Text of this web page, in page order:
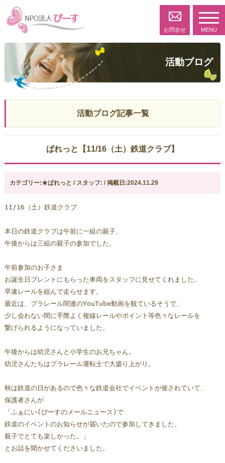
お問合せ MENU
活動ブログ
活動ブログ記事一覧
ぱれっと【11/16（土）鉄道クラブ】
カテゴリー:★ぱれっと / スタッフ: / 掲載日:2024.11.29
11/16（土）鉄道クラブ
本日の鉄道クラブは午前に一組の親子、
午後からは三組の親子の参加でした。
午前参加のお子さま
お誕生日ブレントにもらった車両をスタッフに見せてくれました。
早速レールを組んで走らせます。
最近は、プラレール関連のYouTube動画を観ているそうで、
少し会わない間に手際よく複線レールやポイント等色々なレールを
繋げられるようになっていました。
午後からは幼児さんと小学生のお兄ちゃん。
幼児さんたちはプラレール運転士で大盛り上がり。
秋は鉄道の日があるので色々な鉄道会社でイベントが催されていて、
保護者さんが
「ふぁにい(ぴーすのメールニュース)で
鉄道のイベントのお知らせが届いたので参加してきました。
親子でとても楽しかった。」
とお話を聞かせてくださいました。